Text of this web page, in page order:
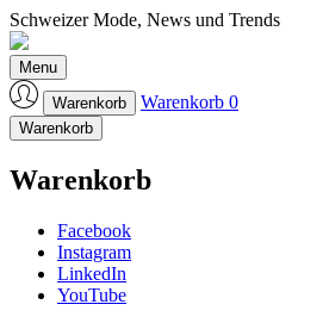
Schweizer Mode, News und Trends
Laufmeter-Shop
Menu
Warenkorb
Warenkorb 0
Warenkorb
Warenkorb
Facebook
Instagram
LinkedIn
YouTube